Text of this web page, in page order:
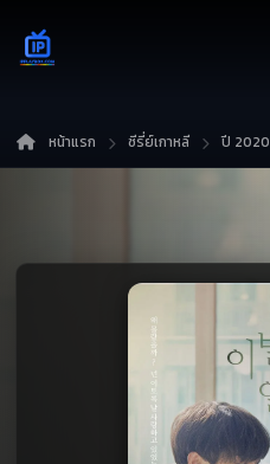
หน้าแรก ซีรี่ย์เกาหลี ปี 2020